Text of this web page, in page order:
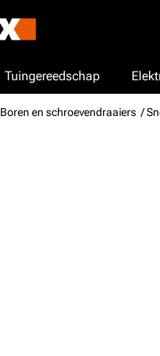
Tuingereedschap
Boren en schroevendraaiers /